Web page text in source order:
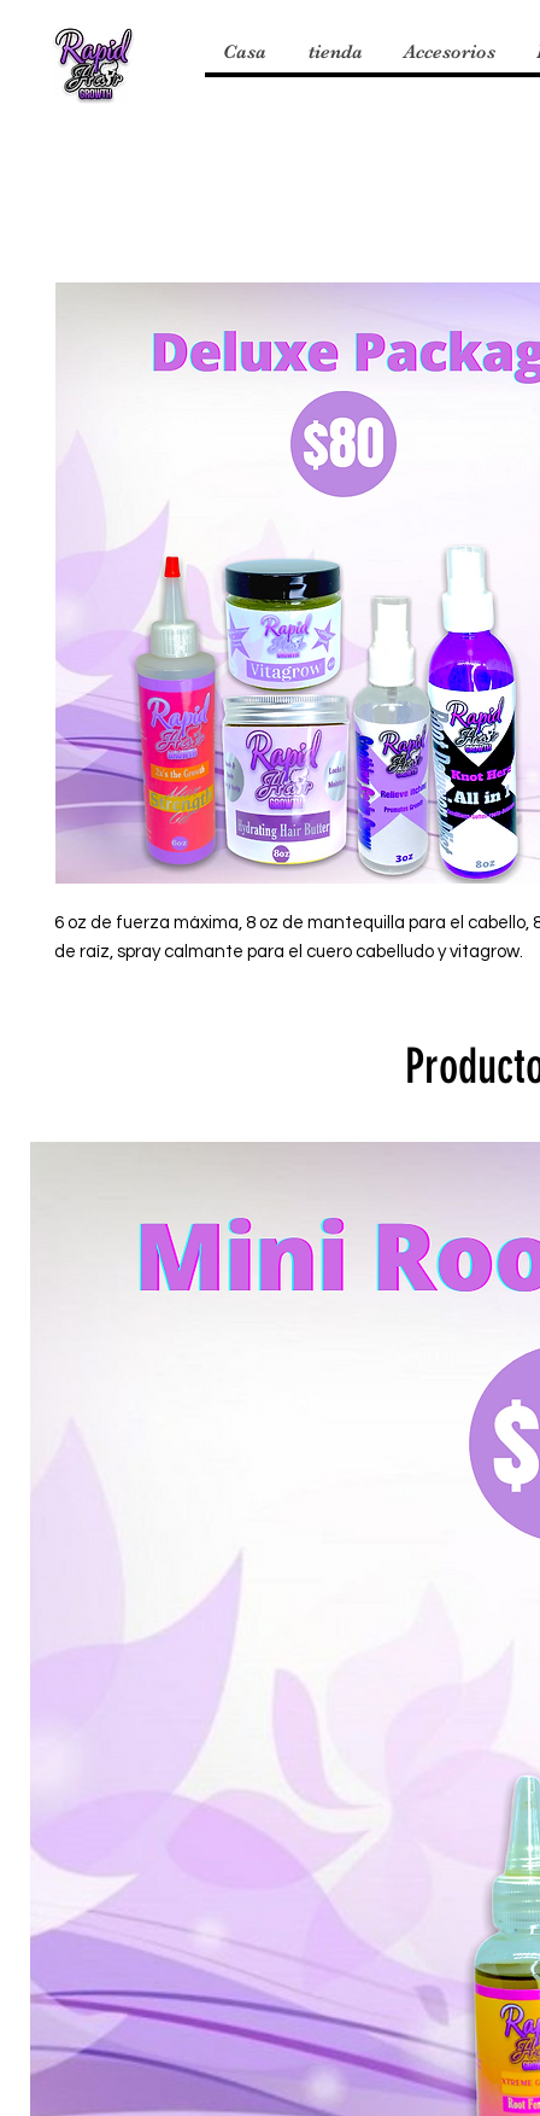
Casa tienda Accesorios
6 oz de fuerza máxima, 8 oz de mantequilla para el cabello,
de raíz, spray calmante para el cuero cabelludo y vitagrow.